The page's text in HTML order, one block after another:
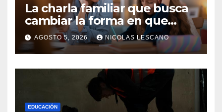
La charla familiar que busca
cambiar la forma en que
educamos a nuestros hijos
sobre el dinero
AGOSTO 5, 2026 NICOLAS LESCANO
EDUCACIÓN